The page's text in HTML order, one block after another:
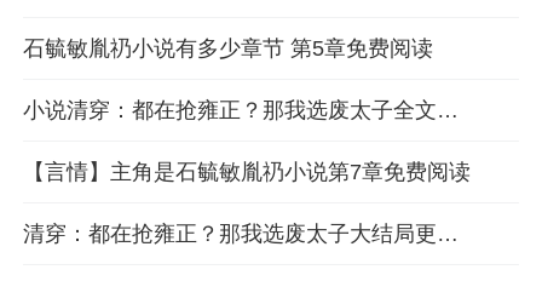
石毓敏胤礽小说有多少章节 第5章免费阅读
小说清穿：都在抢雍正？那我选废太子全文免费资源 完整版在线畅读6
【言情】主角是石毓敏胤礽小说第7章免费阅读
清穿：都在抢雍正？那我选废太子大结局更新 最新章节第8章免费推送